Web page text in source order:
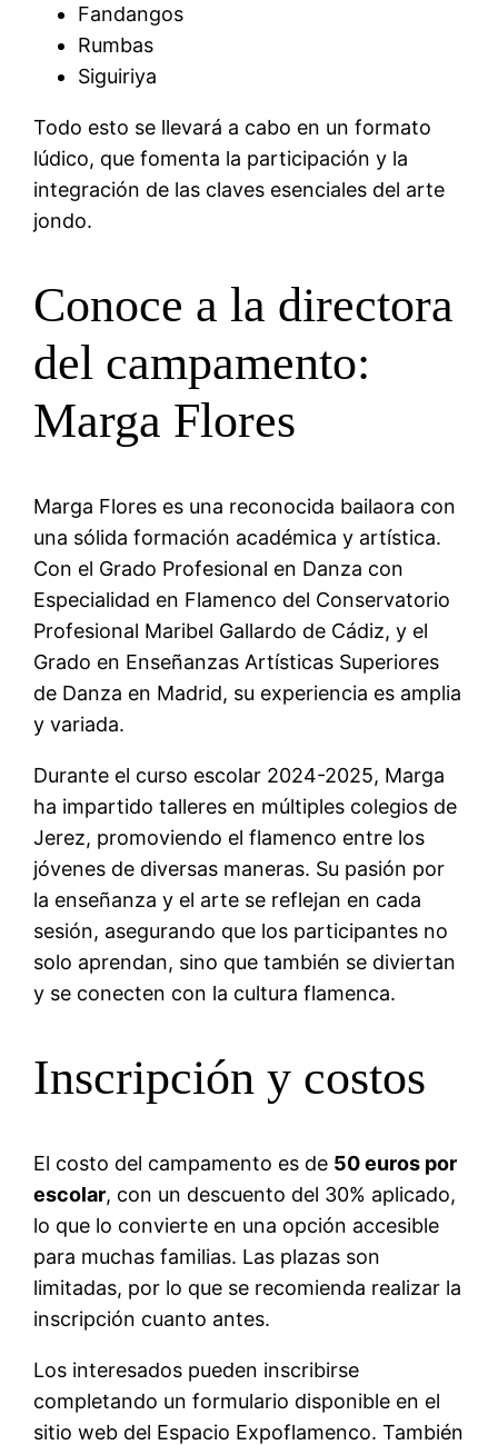
Fandangos
Rumbas
Siguiriya
Todo esto se llevará a cabo en un formato
lúdico, que fomenta la participación y la
integración de las claves esenciales del arte
jondo.
Conoce a la directora
del campamento:
Marga Flores
Marga Flores es una reconocida bailaora con
una sólida formación académica y artística.
Con el Grado Profesional en Danza con
Especialidad en Flamenco del Conservatorio
Profesional Maribel Gallardo de Cádiz, y el
Grado en Enseñanzas Artísticas Superiores
de Danza en Madrid, su experiencia es amplia
y variada.
Durante el curso escolar 2024-2025, Marga
ha impartido talleres en múltiples colegios de
Jerez, promoviendo el flamenco entre los
jóvenes de diversas maneras. Su pasión por
la enseñanza y el arte se reflejan en cada
sesión, asegurando que los participantes no
solo aprendan, sino que también se diviertan
y se conecten con la cultura flamenca.
Inscripción y costos
El costo del campamento es de 50 euros por
escolar, con un descuento del 30% aplicado,
lo que lo convierte en una opción accesible
para muchas familias. Las plazas son
limitadas, por lo que se recomienda realizar la
inscripción cuanto antes.
Los interesados pueden inscribirse
completando un formulario disponible en el
sitio web del Espacio Expoflamenco. También